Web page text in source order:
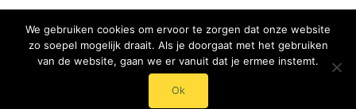
© 2024 - 2025 Mentaal Onderhoud - Roos Streumer
We gebruiken cookies om ervoor te zorgen dat onze website
zo soepel mogelijk draait. Als je doorgaat met het gebruiken
van de website, gaan we er vanuit dat je ermee instemt.
Ok